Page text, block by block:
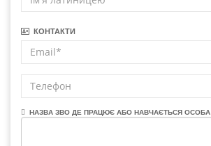
КОНТАКТИ
НАЗВА ЗВО ДЕ ПРАЦЮЄ АБО НАВЧАЄТЬСЯ ОСОБА